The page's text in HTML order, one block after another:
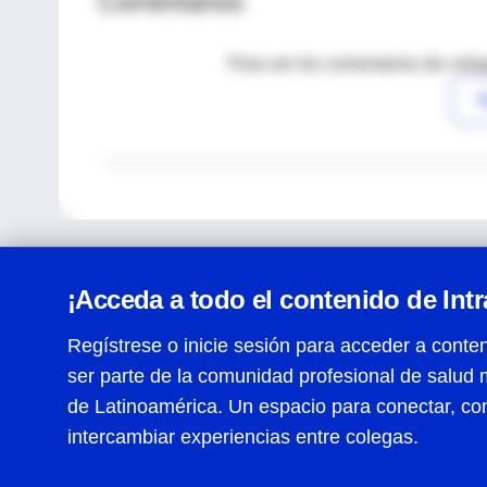
Para ver los comentarios de
¡Acceda a todo el contenido de
Regístrese o inicie sesión para acceder a
ser parte de la comunidad profesional de salud
de Latinoamérica. Un espacio para conectar,
intercambiar experiencias entre colegas.
Centro de Ayuda
Términos y condiciones| Políticas de privacidad